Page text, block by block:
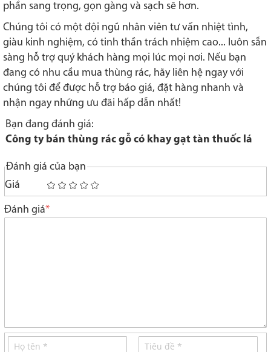
phần sang trọng, gọn gàng và sạch sẽ hơn.
Chúng tôi có một đội ngũ nhân viên tư vấn nhiệt tình,
giàu kinh nghiệm, có tinh thần trách nhiệm cao... luôn sẵn
sàng hỗ trợ quý khách hàng mọi lúc mọi nơi. Nếu bạn
đang có nhu cầu mua thùng rác, hãy liên hệ ngay với
chúng tôi để được hỗ trợ báo giá, đặt hàng nhanh và
nhận ngay những ưu đãi hấp dẫn nhất!
Bạn đang đánh giá:
Công ty bán thùng rác gỗ có khay gạt tàn thuốc lá
Đánh giá của bạn
Giá
1
star
2
stars
3
stars
4
stars
5
stars
Đánh giá